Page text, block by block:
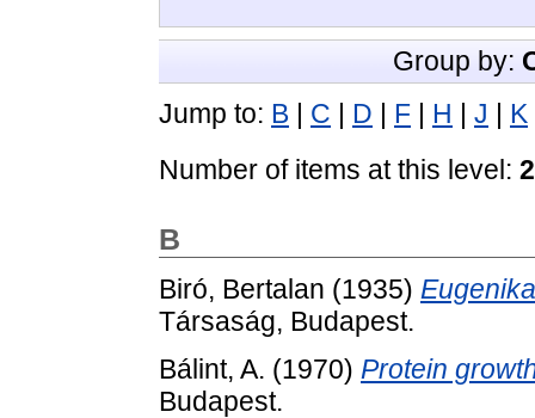
Group by:
Jump to: B C D F H J K
Number of items at this level:
B
Biró, Bertalan (1935)
Társaság, Budapest.
Bálint, A. (1970) Protein
Budapest.